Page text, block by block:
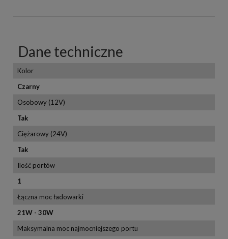
Dane techniczne
Kolor
Czarny
Osobowy (12V)
Tak
Ciężarowy (24V)
Tak
Ilość portów
1
Łączna moc ładowarki
21W - 30W
Maksymalna moc najmocniejszego portu